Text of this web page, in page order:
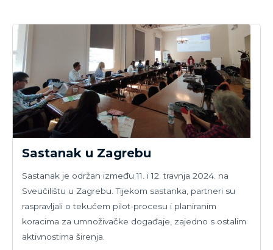
Sastanak u Zagrebu
Sastanak je održan između 11. i 12. travnja 2024. na
Sveučilištu u Zagrebu. Tijekom sastanka, partneri su
raspravljali o tekućem pilot-procesu i planiranim
koracima za umnoživačke događaje, zajedno s ostalim
aktivnostima širenja.